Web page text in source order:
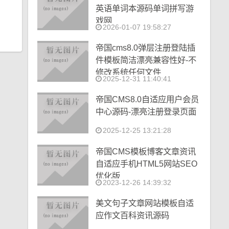
英语单词本源码单词拼写游
戏网
2026-01-07 19:58:27
帝国cms8.0弹层注册登陆插
件模板简洁漂亮兼容性好-不
修改系统任何文件
2025-12-31 11:40:41
帝国CMS8.0自适应用户会员
中心源码-漂亮注册登录页面
2025-12-25 13:21:28
帝国CMS模板博客文章资讯
自适应手机HTML5网站SEO
优化版
2023-12-26 14:39:32
美文句子文章网站模板自适
应作文百科资讯源码